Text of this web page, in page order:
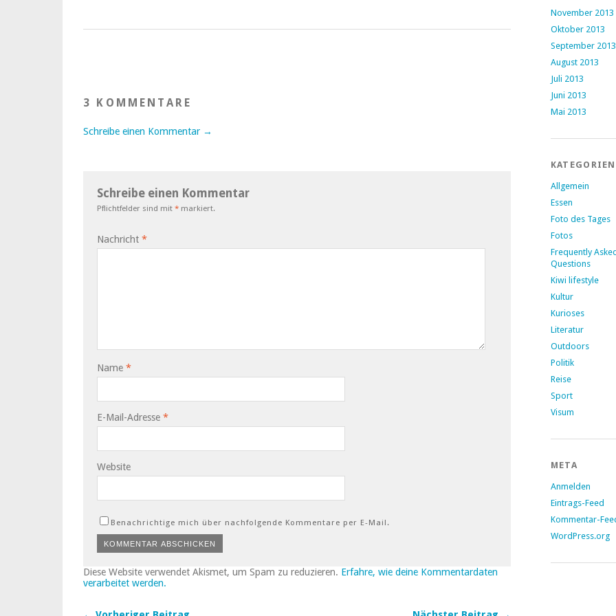
3 KOMMENTARE
Schreibe einen Kommentar →
Schreibe einen Kommentar
Pflichtfelder sind mit * markiert.
Nachricht *
Name *
E-Mail-Adresse *
Website
Benachrichtige mich über nachfolgende Kommentare per E-Mail.
Diese Website verwendet Akismet, um Spam zu reduzieren. Erfahre, wie deine Kommentardaten
verarbeitet werden.
November 2013
Oktober 2013
September 2013
August 2013
Juli 2013
Juni 2013
Mai 2013
KATEGORIEN
Allgemein
Essen
Foto des Tages
Fotos
Frequently
Questions
Kiwi lifestyle
Kultur
Kurioses
Literatur
Outdoors
Politik
Reise
Sport
Visum
META
Anmelden
Eintrags-Feed
Kommentar-
WordPress.org